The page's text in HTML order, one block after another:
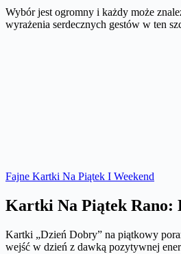
Wybór jest ogromny i każdy może
wyrażenia serdecznych gestów w ten
Fajne Kartki Na Piątek I Weekend
Kartki Na Piątek Rano:
Kartki „Dzień Dobry” na piątkowy
wejść w dzień z dawką pozytywnej